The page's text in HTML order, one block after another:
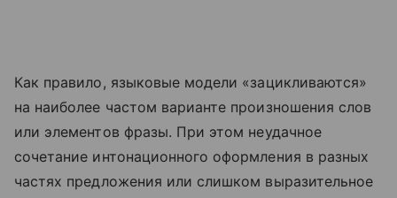
Как правило, языковые модели «зацикливаются»
на наиболее частом варианте произношения слов
или элементов фразы. При этом неудачное
сочетание интонационного оформления в разных
частях предложения или слишком выразительное